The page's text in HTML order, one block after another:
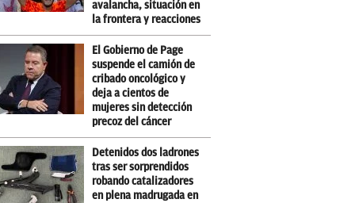
avalancha, situación en
la frontera y reacciones
El Gobierno de Page
suspende el camión de
cribado oncológico y
deja a cientos de
mujeres sin detección
precoz del cáncer
Detenidos dos ladrones
tras ser sorprendidos
robando catalizadores
en plena madrugada en